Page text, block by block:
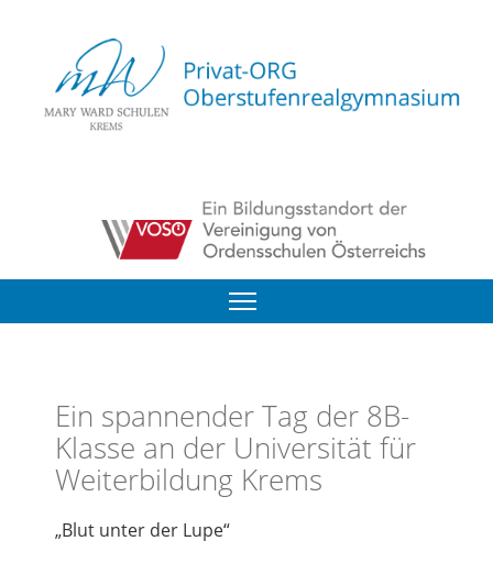
Ein spannender Tag der 8B-
Klasse an der Universität für
Weiterbildung Krems
„Blut unter der Lupe“